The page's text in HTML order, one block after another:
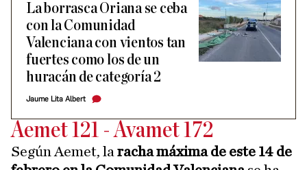
La borrasca Oriana se ceba
con la Comunidad
Valenciana con vientos tan
fuertes como los de un
huracán de categoría 2
Jaume Lita Albert
Aemet 121 - Avamet 172
Según Aemet, la racha máxima de este 14 de